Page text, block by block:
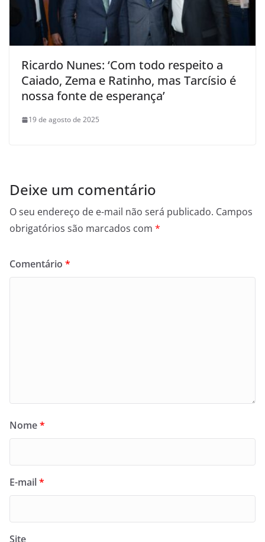
Ricardo Nunes: ‘Com todo respeito a
Caiado, Zema e Ratinho, mas Tarcísio é
nossa fonte de esperança’
19 de agosto de 2025
Deixe um comentário
O seu endereço de e-mail não será publicado. Campos
obrigatórios são marcados com *
Comentário *
Nome*
E-mail*
Site